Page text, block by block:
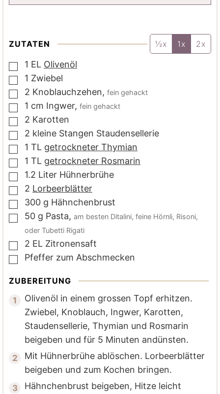
ZUTATEN ½x 1x 2x
▢
1 EL Olivenöl
▢
1 Zwiebel
▢
2 Knoblauchzehen, fein gehackt
▢
1 cm Ingwer, fein gehackt
▢
2 Karotten
▢
2 kleine Stangen Staudensellerie
▢
1 TL getrockneter Thymian
▢
1 TL getrockneter Rosmarin
▢
1.2 Liter Hühnerbrühe
▢
2 Lorbeerblätter
▢
300 g Hähnchenbrust
▢
50 g Pasta, am besten Ditalini, feine Hörnli, Risoni,
oder Tubetti Rigati
▢
2 EL Zitronensaft
▢
Pfeffer zum Abschmecken
ZUBEREITUNG
Olivenöl in einem grossen Topf erhitzen.
Zwiebel, Knoblauch, Ingwer, Karotten,
Staudensellerie, Thymian und Rosmarin
beigeben und für 5 Minuten andünsten.
Mit Hühnerbrühe ablöschen. Lorbeerblätter
beigeben und zum Kochen bringen.
Hähnchenbrust beigeben, Hitze leicht